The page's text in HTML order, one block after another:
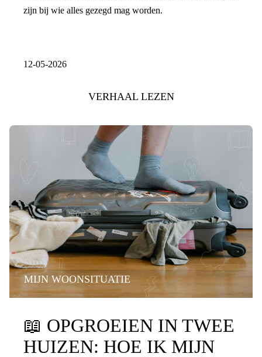
zijn bij wie alles gezegd mag worden.
12-05-2026
VERHAAL LEZEN
MIJN WOONSITUATIE
📖 OPGROEIEN IN TWEE
HUIZEN: HOE IK MIJN